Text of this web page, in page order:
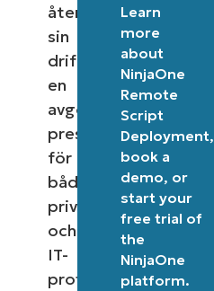
återupptar
sin
drift,
en
avgörande
prestandakomponent
för
både
privatanvändare
och
IT-
proffs.
Learn
more
about
NinjaOne
Remote
Script
Deployment,
book a
demo, or
start your
free trial of
the
NinjaOne
platform.